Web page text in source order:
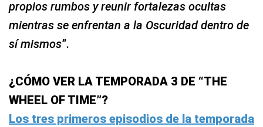
propios rumbos y reunir fortalezas ocultas
mientras se enfrentan a la Oscuridad dentro de
sí mismos”.
¿CÓMO VER LA TEMPORADA 3 DE “THE
WHEEL OF TIME”?
Los tres primeros episodios de la temporada